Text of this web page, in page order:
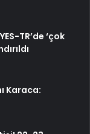
TR’de ‘çok
Karaca: